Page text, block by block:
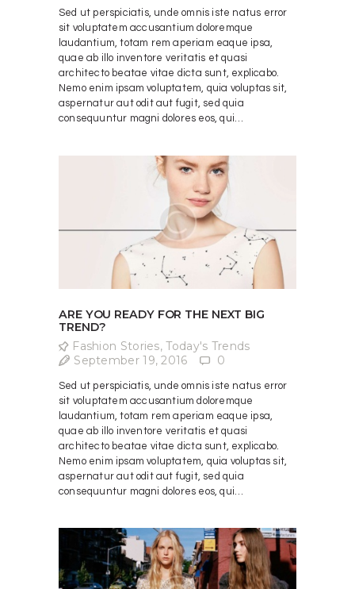
Sed ut perspiciatis, unde omnis iste natus error
sit voluptatem accusantium doloremque
laudantium, totam rem aperiam eaque ipsa,
quae ab illo inventore veritatis et quasi
architecto beatae vitae dicta sunt, explicabo.
Nemo enim ipsam voluptatem, quia voluptas sit,
aspernatur aut odit aut fugit, sed quia
consequuntur magni dolores eos, qui…
ARE YOU READY FOR THE NEXT BIG
TREND?
Fashion Stories,Today's Trends
September 19, 2016
0
Sed ut perspiciatis, unde omnis iste natus error
sit voluptatem accusantium doloremque
laudantium, totam rem aperiam eaque ipsa,
quae ab illo inventore veritatis et quasi
architecto beatae vitae dicta sunt, explicabo.
Nemo enim ipsam voluptatem, quia voluptas sit,
aspernatur aut odit aut fugit, sed quia
consequuntur magni dolores eos, qui…